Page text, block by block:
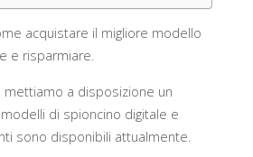
acquistare il migliore modello
e risparmiare.
a disposizione un
di spioncino digitale e
sono disponibili attualmente.